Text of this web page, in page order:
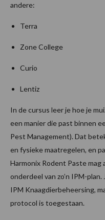
andere:
Terra
Zone College
Curio
Lentiz
In de cursus leer je hoe je
een manier die past binnen
Pest Management). Dat
en fysieke maatregelen, en
Harmonix Rodent Paste
onderdeel van zo’n IPM-
IPM Knaagdierbeheersing,
protocol is toegestaan.